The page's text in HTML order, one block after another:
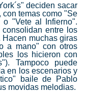
deciden sacar
con temas como "Se
"Vete al Infierno".
entre los
muchas giras
a mano" con otros
los hicieron con
Tampoco puede
en los escenarios y
baile de Pablo
movidas melodias.